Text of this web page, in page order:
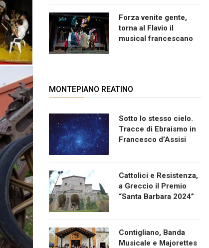
Forza venite gente,
torna al Flavio il
musical francescano
MONTEPIANO REATINO
Sotto lo stesso cielo.
Tracce di Ebraismo in
Francesco d’Assisi
Cattolici e Resistenza,
a Greccio il Premio
“Santa Barbara 2024”
Contigliano, Banda
Musicale e Majorettes